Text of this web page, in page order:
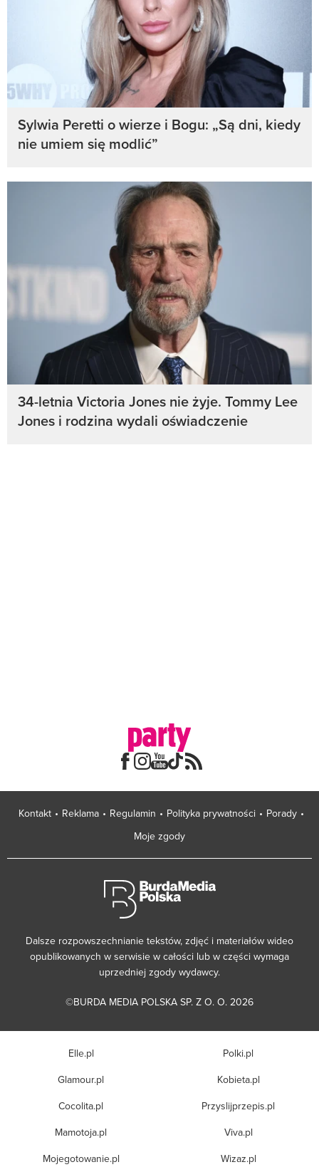
Sylwia Peretti o wierze i Bogu: „Są dni, kiedy
nie umiem się modlić”
34-letnia Victoria Jones nie żyje. Tommy Lee
Jones i rodzina wydali oświadczenie
Kontakt Reklama Regulamin Polityka prywatności
Porady
Moje zgody
Dalsze rozpowszechnianie tekstów, zdjęć i materiałów wideo
opublikowanych w serwisie w całości lub w części wymaga
uprzedniej zgody wydawcy.
©BURDA MEDIA POLSKA SP. Z O. O. 2026
Elle.pl
Glamour.pl
Cocolita.pl
Mamotoja.pl
Mojegotowanie.pl
Polki.pl
Kobieta.pl
Przyslijprzepis.pl
Viva.pl
Wizaz.pl